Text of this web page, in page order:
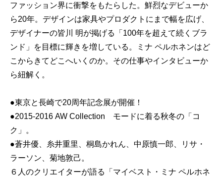
ファッション界に衝撃をもたらした。鮮烈なデビューか
ら20年。デザインは家具やプロダクトにまで幅を広げ、
デザイナーの皆川 明が掲げる「100年を超えて続くブラ
ンド」を目標に輝きを増している。ミナ ペルホネンはど
こからきてどこへいくのか。その仕事やインタビューか
ら紐解く。
●東京と長崎で20周年記念展が開催！
●2015-2016 AW Collection モードに着る秋冬の「コ
ク」。
●蒼井優、糸井重里、桐島かれん、中原慎一郎、リサ・
ラーソン、菊地敦己。
６人のクリエイターが語る「マイベスト・ミナ ペルホネ